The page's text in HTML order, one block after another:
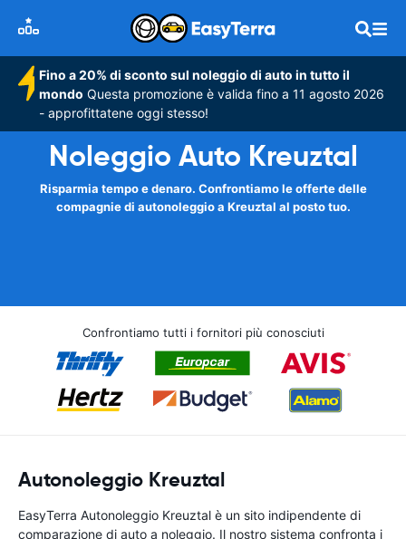
Fino a 20% di sconto sul noleggio di auto in tutto il
mondo Questa promozione è valida fino a 11 agosto 2026
- approfittatene oggi stesso!
Noleggio Auto Kreuztal
Risparmia tempo e denaro. Confrontiamo le offerte delle
compagnie di autonoleggio a Kreuztal al posto tuo.
Confrontiamo tutti i fornitori più conosciuti
Autonoleggio Kreuztal
EasyTerra Autonoleggio Kreuztal è un sito indipendente di
comparazione di auto a noleggio. Il nostro sistema confronta i